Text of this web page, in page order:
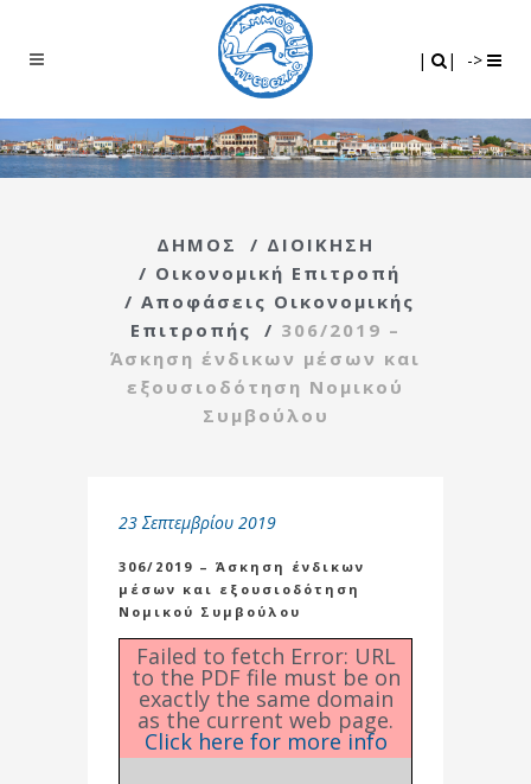
| | ->
ΔΗΜΟΣ / ΔΙΟΙΚΗΣΗ
/ Οικονομική Επιτροπή
/ Αποφάσεις Οικονομικής
Επιτροπής
/ 306/2019 –
Άσκηση ένδικων μέσων και
εξουσιοδότηση Νομικού
Συμβούλου
23 Σεπτεμβρίου 2019
306/2019 – Άσκηση ένδικων
μέσων και εξουσιοδότηση
Νομικού Συμβούλου
Failed to fetch Error: URL
to the PDF file must be on
exactly the same domain
as the current web page.
Click here for more info